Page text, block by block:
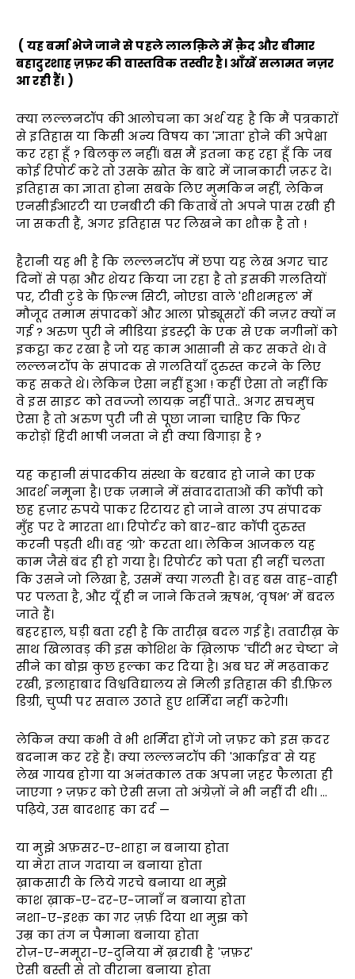
( यह बर्मा भेजे जाने से पहले लालक़िले में क़ैद और बीमार
बहादुरशाह ज़फ़र की वास्तविक तस्वीर है। आँखें सलामत नज़र
आ रही हैं। )
क्या लल्लनटॉप की आलोचना का अर्थ यह है कि मैं पत्रकारों
से इतिहास या किसी अन्य विषय का 'ज्ञाता' होने की अपेक्षा
कर रहा हूँ ? बिलकुल नहीं। बस मैं इतना कह रहा हूँ कि जब
कोई रिपोर्ट करे तो उसके स्रोत के बारे में जानकारी ज़रूर दे।
इतिहास का ज्ञाता होना सबके लिए मुमकिन नहीं, लेकिन
एनसीईआरटी या एनबीटी की किताबें तो अपने पास रखी ही
जा सकती हैं, अगर इतिहास पर लिखने का शौक़ है तो !
हैरानी यह भी है कि लल्लनटॉप में छपा यह लेख अगर चार
दिनों से पढ़ा और शेयर किया जा रहा है तो इसकी ग़लतियों
पर, टीवी टुडे के फ़िल्म सिटी, नोएडा वाले 'शीशमहल' में
मौजूद तमाम संपादकों और आला प्रोड्यूसरों की नज़र क्यों न
गई ? अरुण पुरी ने मीडिया इंडस्ट्री के एक से एक नगीनों को
इकट्ठा कर रखा है जो यह काम आसानी से कर सकते थे। वे
लल्लनटॉप के संपादक से ग़लतियाँ दुरुस्त करने के लिए
कह सकते थे। लेकिन ऐसा नहीं हुआ ! कहीं ऐसा तो नहीं कि
वे इस साइट को तवज्जो लायक़ नहीं पाते.. अगर सचमुच
ऐसा है तो अरुण पुरी जी से पूछा जाना चाहिए कि फिर
करोड़ों हिंदी भाषी जनता ने ही क्या बिगाड़ा है ?
यह कहानी संपादकीय संस्था के बरबाद हो जाने का एक
आदर्श नमूना है। एक ज़माने में संवाददाताओं की कॉपी को
छह हज़ार रुपये पाकर रिटायर हो जाने वाला उप संपादक
मुँह पर दे मारता था। रिपोर्टर को बार-बार कॉपी दुरुस्त
करनी पड़ती थी। वह ‘ग्रो’ करता था। लेकिन आजकल यह
काम जैसे बंद ही हो गया है। रिपोर्टर को पता ही नहीं चलता
कि उसने जो लिखा है, उसमें क्या ग़लती है। वह बस वाह-वाही
पर पलता है, और यूँ ही न जाने कितने ऋषभ, ‘वृषभ’ में बदल
जाते हैं।
बहरहाल, घड़ी बता रही है कि तारीख़ बदल गई है। तवारीख़ के
साथ खिलावड़ की इस कोशिश के ख़िलाफ 'चींटी भर चेष्टा' ने
सीने का बोझ कुछ हल्का कर दिया है। अब घर में मढ़वाकर
रखी, इलाहाबाद विश्वविद्यालय से मिली इतिहास की डी.फ़िल
डिग्री, चुप्पी पर सवाल उठाते हुए शर्मिंदा नहीं करेगी।
लेकिन क्या कभी वे भी शर्मिंदा होंगे जो ज़फ़र को इस क़दर
बदनाम कर रहे हैं। क्या लल्लनटॉप की 'आर्काइव' से यह
लेख गायब होगा या अनंतकाल तक अपना ज़हर फैलाता ही
जाएगा ? ज़फ़र को ऐसी सज़ा तो अंग्रेज़ों ने भी नहीं दी थी। …
पढ़िये, उस बादशाह का दर्द —
या मुझे अफ़सर-ए-शाहा न बनाया होता
या मेरा ताज गदाया न बनाया होता
ख़ाकसारी के लिये ग़रचे बनाया था मुझे
काश ख़ाक-ए-दर-ए-जानाँ न बनाया होता
नशा-ए-इश्क़ का ग़र ज़र्फ़ दिया था मुझ को
उम्र का तंग न पैमाना बनाया होता
रोज़-ए-ममूरा-ए-दुनिया में ख़राबी है 'ज़फ़र'
ऐसी बस्ती से तो वीराना बनाया होता